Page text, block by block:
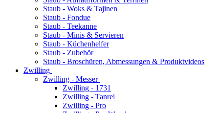
Staub - Woks & Tajinen
Staub - Fondue
Staub - Teekanne
Staub - Minis & Servieren
Staub - Küchenhelfer
Staub - Zubehör
Staub - Broschüren, Abmessungen & Produktvideos
Zwilling
Zwilling - Messer
Zwilling - 1731
Zwilling - Tanrei
Zwilling - Pro